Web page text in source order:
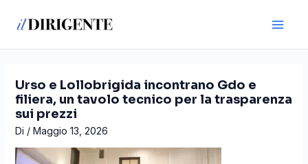
Urso e Lollobrigida incontrano Gdo e
filiera, un tavolo tecnico per la trasparenza
sui prezzi
Di / Maggio 13, 2026
articoli